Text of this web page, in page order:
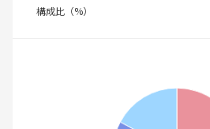
構成比（%）